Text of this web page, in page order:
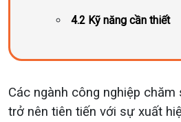
4.2 Kỹ năng cần thiết
Các ngành công nghiệp
trở nên tiên tiến với sự xuất